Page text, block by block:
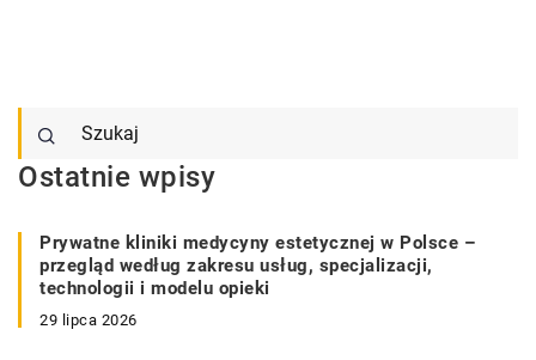
Ostatnie wpisy
Prywatne kliniki medycyny estetycznej w Polsce –
przegląd według zakresu usług, specjalizacji,
technologii i modelu opieki
29 lipca 2026